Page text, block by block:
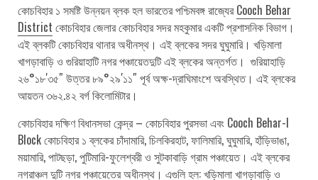
কোচবিহার ১ সমষ্টি উন্নয়ন ব্লক হল ভারতের পশ্চিমবঙ্গ রাজ্যেরCooch Behar
District কোচবিহার জেলার কোচবিহার সদর মহকুমার একটি প্রশাসনিক বিভাগ।
এই ব্লকটি কোচবিহার থানার অধীনস্থ। এই ব্লকের সদর ঘুঘুমারি। খড়িমালা
খাগড়াবাড়ি ও গুরিয়াহাটি নগর পঞ্চায়েতদুটি এই ব্লকের অন্তর্গত। গুরিয়াহাড়ি
২৬°১৮′৩৫″ উত্তর ৮৯°২৯′১১″ পূর্ব অক্ষ-দ্রাঘিমাংশে অবস্থিত। এই ব্লকের
আয়তন ৩৬২.৪২ বর্গ কিলোমিটার।
কোচবিহার দক্ষিণ বিধানসভা কেন্দ্র – কোচবিহার পুরসভা এবং Cooch Behar-I
Block কোচবিহার ১ ব্লকের চাঁদামারি, চিলকিরহাট, ফালিমারি, ঘুঘুমারি, হাঁড়িভাঙা,
ময়ামারি, পাটছড়া, পুটিমারি-ফুলেশ্বরী ও সুটকাবাড়ি গ্রাম পঞ্চায়েত। এই ব্লকের
নগরাঞ্চল দুটি নগর পঞ্চায়েতের অধীনস্থ। এগুলি হল: খড়িমালা খাগড়াবাড়ি ও